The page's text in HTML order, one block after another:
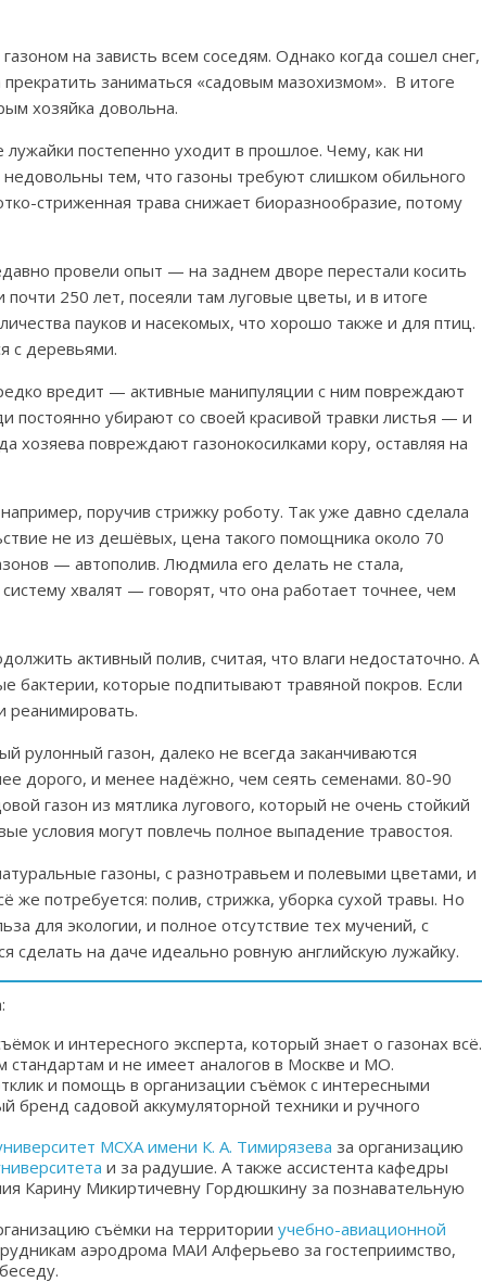
на зависть всем соседям. Однако когда сошел снег,
заниматься «садовым мазохизмом». В итоге
хозяйка довольна.
постепенно уходит в прошлое. Чему, как ни
недовольны тем, что газоны требуют слишком обильного
стриженная трава снижает биоразнообразие, потому
провели опыт — на заднем дворе перестали косить
250 лет, посеяли там луговые цветы, и в итоге
пауков и насекомых, что хорошо также и для птиц.
с деревьями.
вредит — активные манипуляции с ним повреждают
убирают со своей красивой травки листья — и
хозяева повреждают газонокосилками кору, оставляя на
поручив стрижку роботу. Так уже давно сделала
не из дешёвых, цена такого помощника около 70
— автополив. Людмила его делать не стала,
хвалят — говорят, что она работает точнее, чем
активный полив, считая, что влаги недостаточно. А
бактерии, которые подпитывают травяной покров. Если
реанимировать.
рулонный газон, далеко не всегда заканчиваются
дорого, и менее надёжно, чем сеять семенами. 80-90
газон из мятлика лугового, который не очень стойкий
условия могут повлечь полное выпадение травостоя.
газоны, с разнотравьем и полевыми цветами, и
же потребуется: полив, стрижка, уборка сухой травы. Но
для экологии, и полное отсутствие тех мучений, с
на даче идеально ровную английскую лужайку.
и интересного эксперта, который знает о газонах всё.
и не имеет аналогов в Москве и МО.
и помощь в организации съёмок с интересными
бренд садовой аккумуляторной техники и ручного
МСХА имени К. А. Тимирязева за организацию
и за радушие. А также ассистента кафедры
Карину Микиртичевну Гордюшкину за познавательную
съёмки на территории учебно-авиационной
аэродрома МАИ Алферьево за гостеприимство,